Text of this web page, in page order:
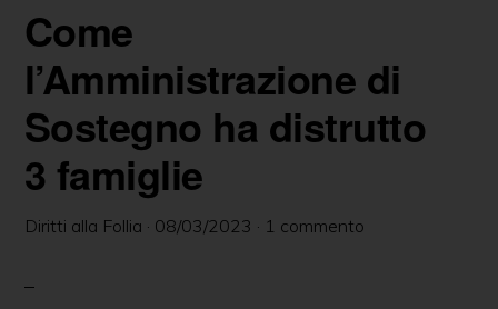
promozione
dei
diritti
fondamentali
delle
persone
ambito
Come
l’Amministrazione di
Sostegno ha distrutto
3 famiglie
Diritti alla Follia · 08/03/2023 · 1 commento